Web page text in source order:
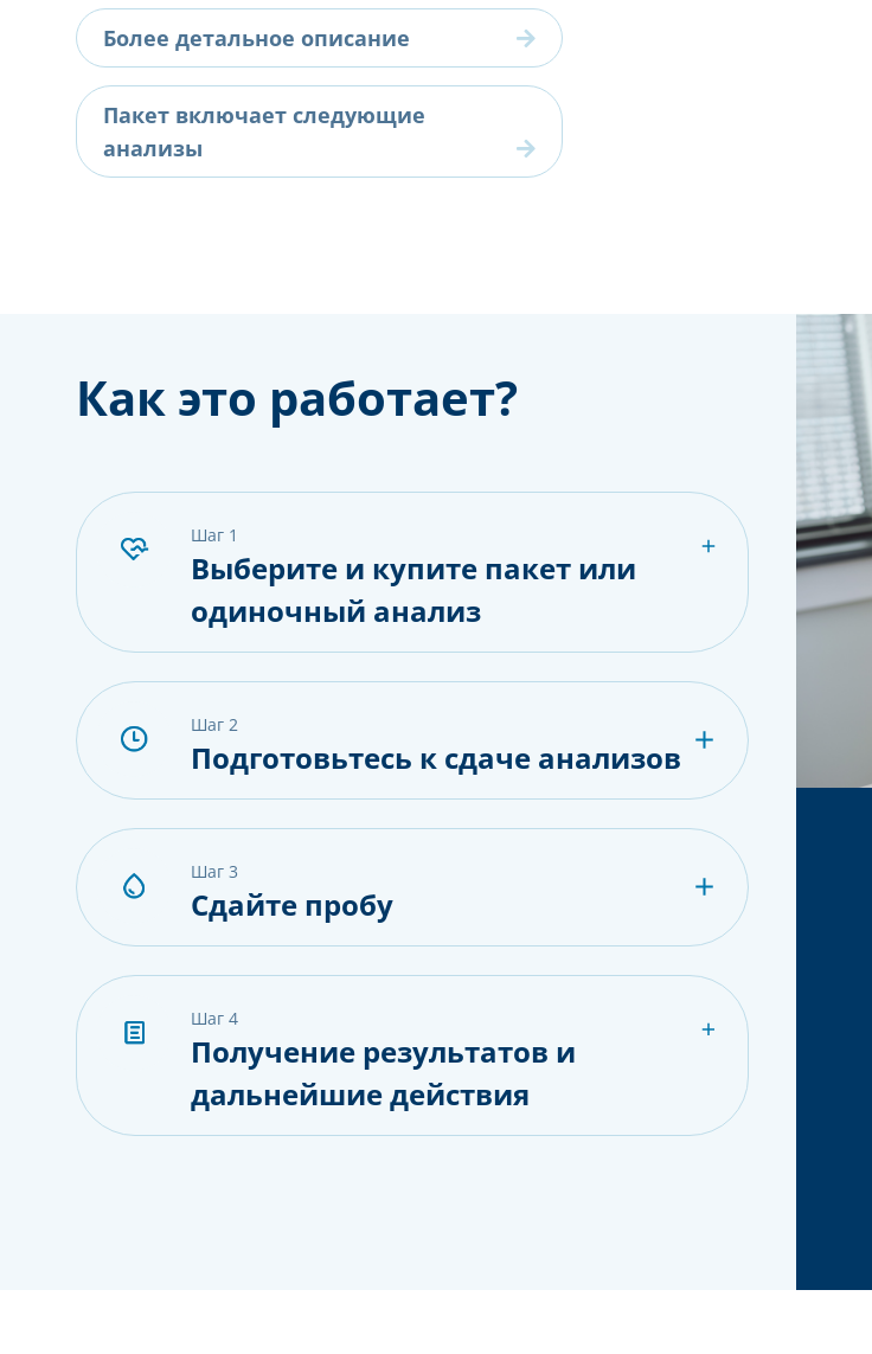
Более детальное описание
Пакет включает следующие
анализы
Как это работает?
шаг 1
Выберите и купите пакет или
одиночный анализ
шаг 2
Подготовьтесь к сдаче анализов
шаг 3
Сдайте пробу
шаг 4
Получение результатов и
дальнейшие действия